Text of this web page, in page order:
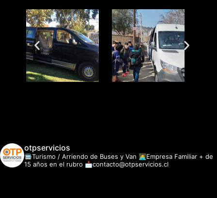
otpservicios
🚍Turismo / Arriendo de Buses y Van 👩‍💻Empresa Familiar + de
15 años en el rubro 📩contacto@otpservicios.cl